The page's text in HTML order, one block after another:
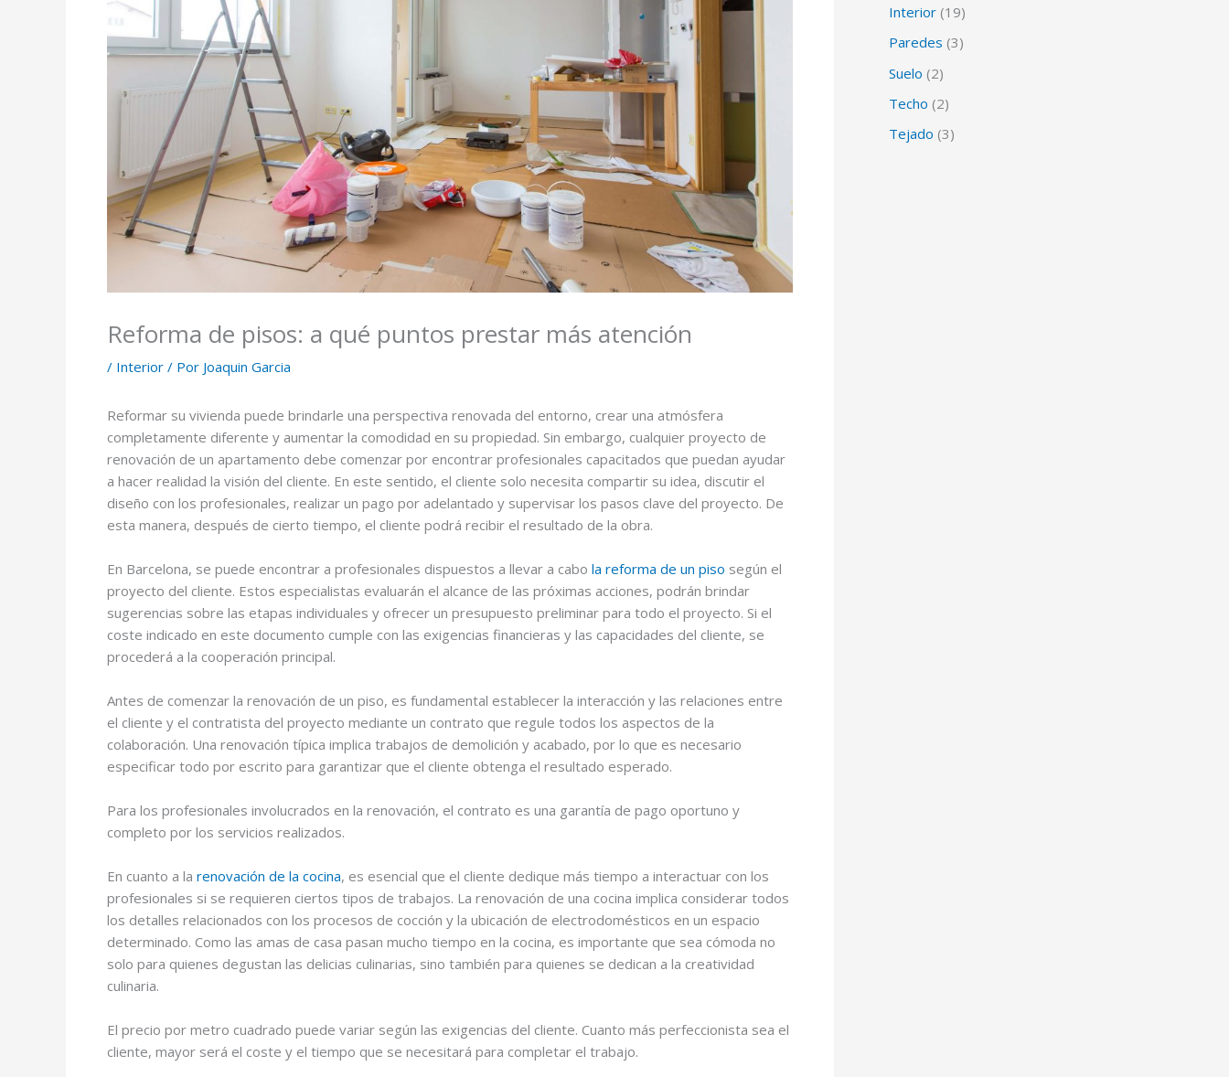
Reforma de pisos: a qué puntos prestar más atención
/ Interior / Por Joaquin Garcia
Reformar su vivienda puede brindarle una perspectiva renovada del entorno, crear una atmósfera
completamente diferente y aumentar la comodidad en su propiedad. Sin embargo, cualquier proyecto de
renovación de un apartamento debe comenzar por encontrar profesionales capacitados que puedan ayudar
a hacer realidad la visión del cliente. En este sentido, el cliente solo necesita compartir su idea, discutir el
diseño con los profesionales, realizar un pago por adelantado y supervisar los pasos clave del proyecto. De
esta manera, después de cierto tiempo, el cliente podrá recibir el resultado de la obra.
En Barcelona, se puede encontrar a profesionales dispuestos a llevar a cabo la reforma de un piso según el
proyecto del cliente. Estos especialistas evaluarán el alcance de las próximas acciones, podrán brindar
sugerencias sobre las etapas individuales y ofrecer un presupuesto preliminar para todo el proyecto. Si el
coste indicado en este documento cumple con las exigencias financieras y las capacidades del cliente, se
procederá a la cooperación principal.
Antes de comenzar la renovación de un piso, es fundamental establecer la interacción y las relaciones entre
el cliente y el contratista del proyecto mediante un contrato que regule todos los aspectos de la
colaboración. Una renovación típica implica trabajos de demolición y acabado, por lo que es necesario
especificar todo por escrito para garantizar que el cliente obtenga el resultado esperado.
Para los profesionales involucrados en la renovación, el contrato es una garantía de pago oportuno y
completo por los servicios realizados.
En cuanto a la renovación de la cocina, es esencial que el cliente dedique más tiempo a interactuar con los
profesionales si se requieren ciertos tipos de trabajos. La renovación de una cocina implica considerar todos
los detalles relacionados con los procesos de cocción y la ubicación de electrodomésticos en un espacio
determinado. Como las amas de casa pasan mucho tiempo en la cocina, es importante que sea cómoda no
solo para quienes degustan las delicias culinarias, sino también para quienes se dedican a la creatividad
culinaria.
El precio por metro cuadrado puede variar según las exigencias del cliente. Cuanto más perfeccionista sea el
cliente, mayor será el coste y el tiempo que se necesitará para completar el trabajo.
Interior (19)
Paredes (3)
Suelo (2)
Techo (2)
Tejado (3)